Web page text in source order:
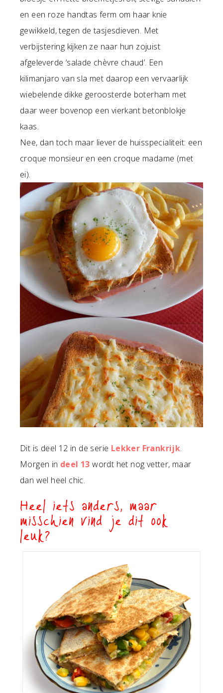
en een roze handtas ferm om haar knie
gewikkeld, tegen de tasjesdieven. Met
verbijstering kijken ze naar hun zojuist
afgeleverde ‘salade chèvre chaud’. Een
kilimanjaro van sla met daarop een vervaarlijk
wiebelende dikke geroosterde boterham met
daar weer bovenop een vierkant betonblokje
kaas.
Nee, dan toch maar liever de huisspecialiteit: een
croque monsieur en een croque madame (met
ei).
Dit is deel 12 in de serie Lekker Frankrijk.
Morgen in deel 13 wordt het nog vetter, maar
dan wel heel chic.
Heel iets anders, maar
misschien vind je dit ook
leuk?